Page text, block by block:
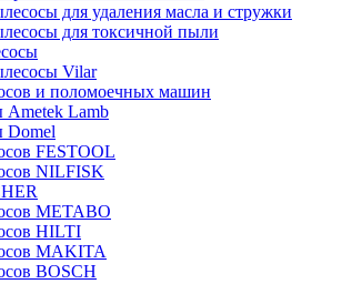
для удаления масла и стружки
для токсичной пыли
Vilar
и поломоечных машин
Lamb
Domel
FESTOOL
NILFISK
METABO
HILTI
MAKITA
BOSCH